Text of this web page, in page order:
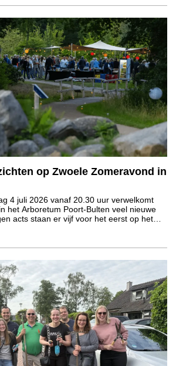
op Zwoele Zomeravond in
4 juli 2026 vanaf 20.30 uur verwelkomt
het Arboretum Poort-Bulten veel nieuwe
acts staan er vijf voor het eerst op het